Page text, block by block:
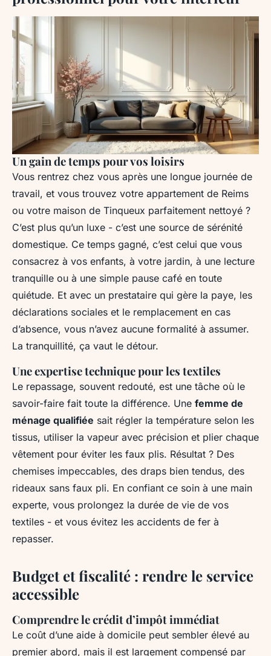
Un gain de temps pour vos loisirs
Vous rentrez chez vous après une longue journée de
travail, et vous trouvez votre appartement de Reims
ou votre maison de Tinqueux parfaitement nettoyé ?
C’est plus qu’un luxe - c’est une source de sérénité
domestique. Ce temps gagné, c’est celui que vous
consacrez à vos enfants, à votre jardin, à une lecture
tranquille ou à une simple pause café en toute
quiétude. Et avec un prestataire qui gère la paye, les
déclarations sociales et le remplacement en cas
d’absence, vous n’avez aucune formalité à assumer.
La tranquillité, ça vaut le détour.
Une expertise technique pour les textiles
Le repassage, souvent redouté, est une tâche où le
savoir-faire fait toute la différence. Une femme de
ménage qualifiée sait régler la température selon les
tissus, utiliser la vapeur avec précision et plier chaque
vêtement pour éviter les faux plis. Résultat ? Des
chemises impeccables, des draps bien tendus, des
rideaux sans faux pli. En confiant ce soin à une main
experte, vous prolongez la durée de vie de vos
textiles - et vous évitez les accidents de fer à
repasser.
Budget et fiscalité : rendre le service
accessible
Comprendre le crédit d’impôt immédiat
Le coût d’une aide à domicile peut sembler élevé au
premier abord, mais il est largement compensé par